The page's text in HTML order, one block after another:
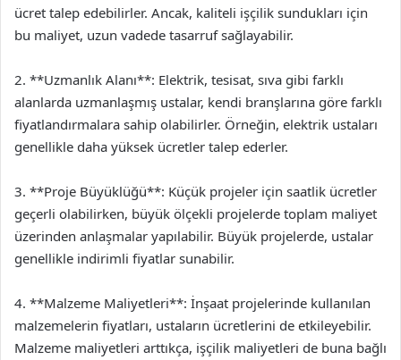
ücret talep edebilirler. Ancak, kaliteli işçilik sundukları için
bu maliyet, uzun vadede tasarruf sağlayabilir.
2. **Uzmanlık Alanı**: Elektrik, tesisat, sıva gibi farklı
alanlarda uzmanlaşmış ustalar, kendi branşlarına göre farklı
fiyatlandırmalara sahip olabilirler. Örneğin, elektrik ustaları
genellikle daha yüksek ücretler talep ederler.
3. **Proje Büyüklüğü**: Küçük projeler için saatlik ücretler
geçerli olabilirken, büyük ölçekli projelerde toplam maliyet
üzerinden anlaşmalar yapılabilir. Büyük projelerde, ustalar
genellikle indirimli fiyatlar sunabilir.
4. **Malzeme Maliyetleri**: İnşaat projelerinde kullanılan
malzemelerin fiyatları, ustaların ücretlerini de etkileyebilir.
Malzeme maliyetleri arttıkça, işçilik maliyetleri de buna bağlı